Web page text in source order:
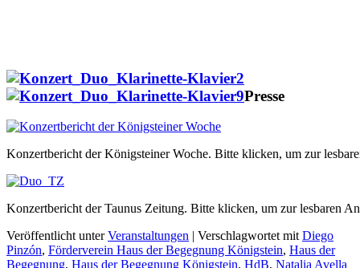
Presse
Konzertbericht der Königsteiner Woche. Bitte klicken, um zur
Konzertbericht der Taunus Zeitung. Bitte klicken, um zur lesbaren
Veröffentlicht unter Veranstaltungen | Verschlagwortet mit Diego
Pinzón, Förderverein Haus der Begegnung Königstein, Haus der
Begegnung, Haus der Begegnung Königstein, HdB, Natalia Avella